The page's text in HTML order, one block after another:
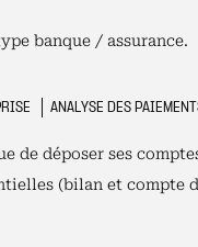
banque / assurance.
ANALYSE DES
de déposer ses
(bilan et compte